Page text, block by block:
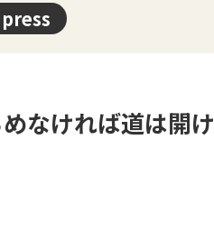
めなければ道は開